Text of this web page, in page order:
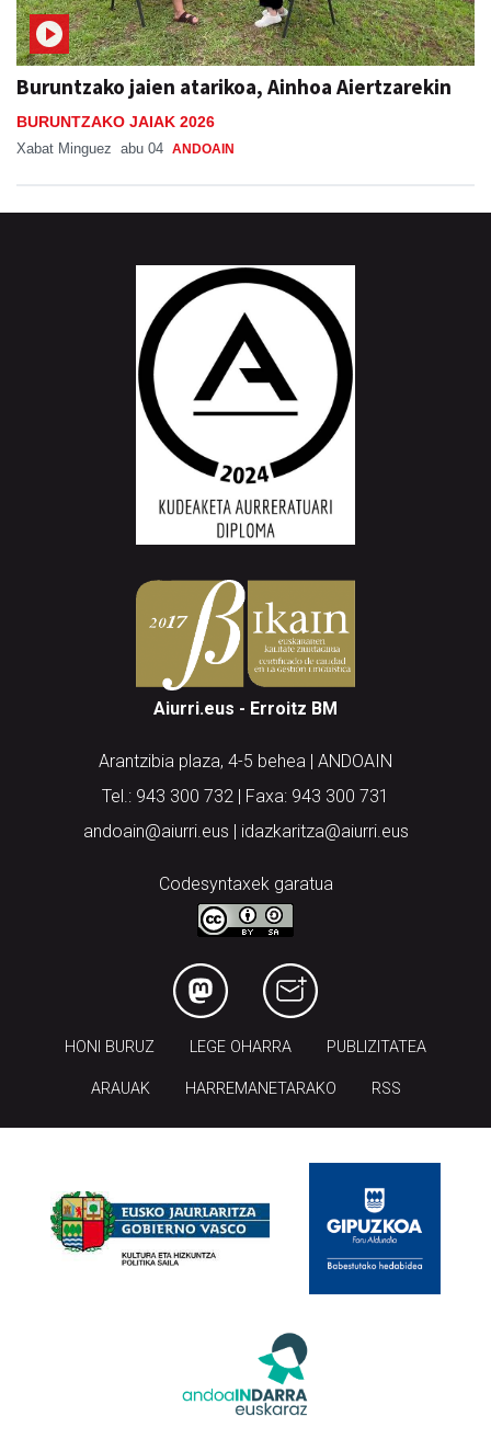
Buruntzako jaien atarikoa, Ainhoa Aiertzarekin
BURUNTZAKO JAIAK 2026
Xabat Minguez abu 04 ANDOAIN
Aiurri.eus - Erroitz BM
Arantzibia plaza, 4-5 behea | ANDOAIN
Tel.: 943 300 732 | Faxa: 943 300 731
andoain@aiurri.eus | idazkaritza@aiurri.eus
Codesyntaxek garatua
HONI BURUZ LEGE OHARRA PUBLIZITATEA
ARAUAK HARREMANETARAKO RSS